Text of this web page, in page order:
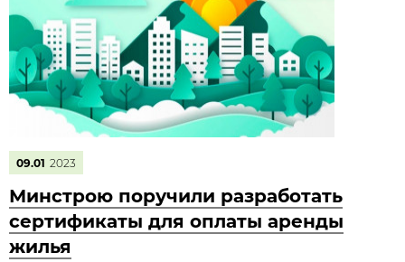
09.01 2023
Минстрою поручили разработать
сертификаты для оплаты аренды
жилья